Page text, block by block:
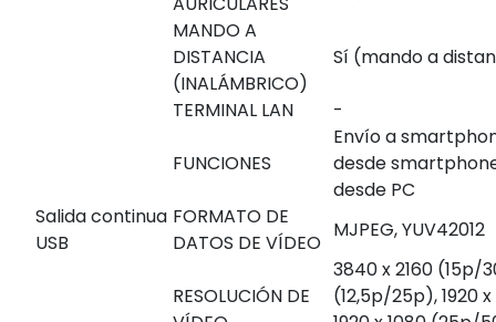
MANDO A
DISTANCIA
(INALÁMBRICO)
Sí (mando a
TERMINAL LAN -
FUNCIONES
Envío a
desde
desde PC
Salida continua
USB
FORMATO DE
DATOS DE VÍDEO
MJPEG, YUV42012
RESOLUCIÓN DE
3840 x 2160 (15p/
(12,5p/25p), 1920